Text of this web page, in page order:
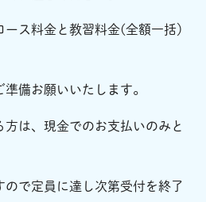
ス料金と教習料金(全額一括）
備お願いいたします。
は、現金でのお支払いのみと
ので定員に達し次第受付を終了